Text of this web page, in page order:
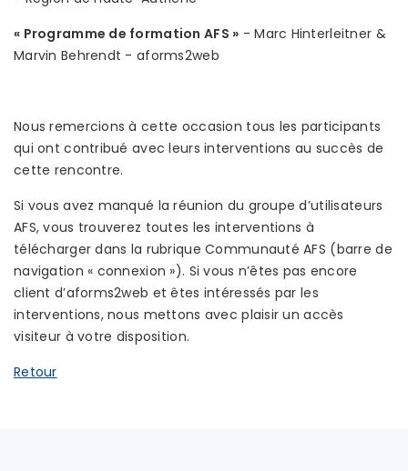
« Programme de formation AFS » - Marc Hinterleitner &
Marvin Behrendt - aforms2web
Nous remercions à cette occasion tous les participants
qui ont contribué avec leurs interventions au succès de
cette rencontre.
Si vous avez manqué la réunion du groupe d’utilisateurs
AFS, vous trouverez toutes les interventions à
télécharger dans la rubrique Communauté AFS (barre de
navigation « connexion »). Si vous n’êtes pas encore
client d’aforms2web et êtes intéressés par les
interventions, nous mettons avec plaisir un accès
visiteur à votre disposition.
Retour